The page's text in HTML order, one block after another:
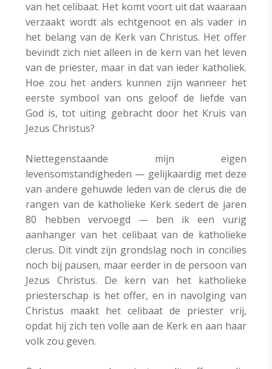
van het celibaat. Het komt voort uit dat waaraan
verzaakt wordt als echtgenoot en als vader in
het belang van de Kerk van Christus. Het offer
bevindt zich niet alleen in de kern van het leven
van de priester, maar in dat van ieder katholiek.
Hoe zou het anders kunnen zijn wanneer het
eerste symbool van ons geloof de liefde van
God is, tot uiting gebracht door het Kruis van
Jezus Christus?
Niettegenstaande mijn eigen
levensomstandigheden — gelijkaardig met deze
van andere gehuwde leden van de clerus die de
rangen van de katholieke Kerk sedert de jaren
80 hebben vervoegd — ben ik een vurig
aanhanger van het celibaat van de katholieke
clerus. Dit vindt zijn grondslag noch in concilies
noch bij pausen, maar eerder in de persoon van
Jezus Christus. De kern van het katholieke
priesterschap is het offer, en in navolging van
Christus maakt het celibaat de priester vrij,
opdat hij zich ten volle aan de Kerk en aan haar
volk zou geven.